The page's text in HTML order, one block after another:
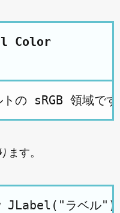
Color
ます。
ラベル